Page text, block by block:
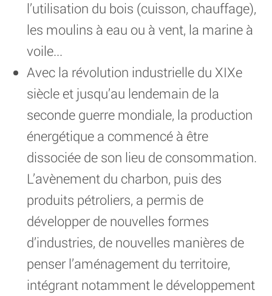
l’utilisation du bois (cuisson, chauffage),
les moulins à eau ou à vent, la marine à
voile...
Avec la révolution industrielle du XIXe
siècle et jusqu’au lendemain de la
seconde guerre mondiale, la production
énergétique a commencé à être
dissociée de son lieu de consommation.
L’avènement du charbon, puis des
produits pétroliers, a permis de
développer de nouvelles formes
d’industries, de nouvelles manières de
penser l’aménagement du territoire,
intégrant notamment le développement